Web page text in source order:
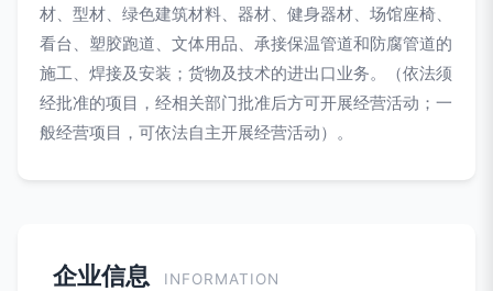
材、型材、绿色建筑材料、器材、健身器材、场馆座椅、
看台、塑胶跑道、文体用品、承接保温管道和防腐管道的
施工、焊接及安装；货物及技术的进出口业务。（依法须
经批准的项目，经相关部门批准后方可开展经营活动；一
般经营项目，可依法自主开展经营活动）。
企业信息 INFORMATION